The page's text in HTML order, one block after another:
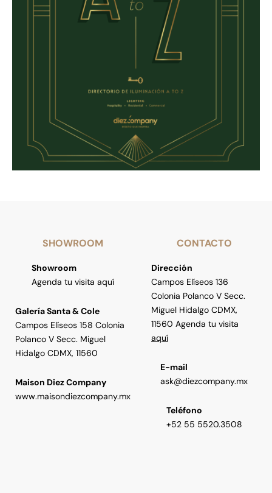
SHOWROOM
Showroom
Agenda tu visita aquí
Galería Santa & Cole
Campos Elíseos 158 Colonia
Polanco V Secc. Miguel
Hidalgo CDMX, 11560
Maison Diez Company
www.maisondiezcompany.mx
CONTACTO
Dirección
Campos Elíseos 136
Colonia Polanco V Secc.
Miguel Hidalgo CDMX,
11560 Agenda tu visita
aquí
E-mail
ask@diezcompany.mx
Teléfono
+52 55 5520.3508